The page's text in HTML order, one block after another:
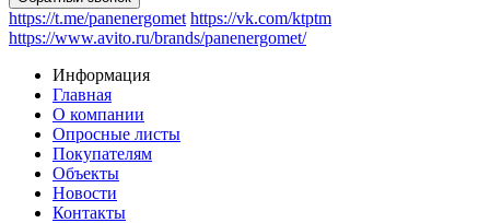
https://t.me/panenergomet https://vk.com/ktptm
https://www.avito.ru/brands/panenergomet/
Информация
Главная
О компании
Опросные листы
Покупателям
Объекты
Новости
Контакты